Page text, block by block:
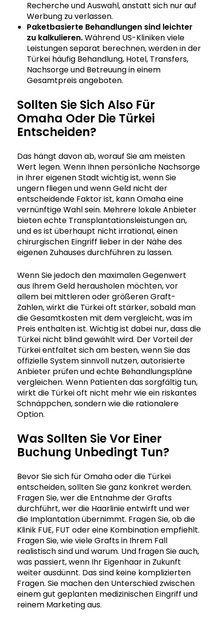
Recherche und Auswahl, anstatt sich nur auf
Werbung zu verlassen.
Paketbasierte Behandlungen sind leichter
zu kalkulieren.Während US-Kliniken viele
Leistungen separat berechnen, werden in der
Türkei häufig Behandlung, Hotel, Transfers,
Nachsorge und Betreuung in einem
Gesamtpreis angeboten.
Sollten Sie Sich Also Für
Omaha Oder Die Türkei
Entscheiden?
Das hängt davon ab, worauf Sie am meisten
Wert legen. Wenn Ihnen persönliche Nachsorge
in Ihrer eigenen Stadt wichtig ist, wenn Sie
ungern fliegen und wenn Geld nicht der
entscheidende Faktor ist, kann Omaha eine
vernünftige Wahl sein. Mehrere lokale Anbieter
bieten echte Transplantationsleistungen an,
und es ist überhaupt nicht irrational, einen
chirurgischen Eingriff lieber in der Nähe des
eigenen Zuhauses durchführen zu lassen.
Wenn Sie jedoch den maximalen Gegenwert
aus Ihrem Geld herausholen möchten, vor
allem bei mittleren oder größeren Graft-
Zahlen, wirkt die Türkei oft stärker, sobald man
die Gesamtkosten mit dem vergleicht, was im
Preis enthalten ist. Wichtig ist dabei nur, dass die
Türkei nicht blind gewählt wird. Der Vorteil der
Türkei entfaltet sich am besten, wenn Sie das
offizielle System sinnvoll nutzen, autorisierte
Anbieter prüfen und echte Behandlungspläne
vergleichen. Wenn Patienten das sorgfältig tun,
wirkt die Türkei oft nicht mehr wie ein riskantes
Schnäppchen, sondern wie die rationalere
Option.
Was Sollten Sie Vor Einer
Buchung Unbedingt Tun?
Bevor Sie sich für Omaha oder die Türkei
entscheiden, sollten Sie ganz konkret werden.
Fragen Sie, wer die Entnahme der Grafts
durchführt, wer die Haarlinie entwirft und wer
die Implantation übernimmt. Fragen Sie, ob die
Klinik FUE, FUT oder eine Kombination empfiehlt.
Fragen Sie, wie viele Grafts in Ihrem Fall
realistisch sind und warum. Und fragen Sie auch,
was passiert, wenn Ihr Eigenhaar in Zukunft
weiter ausdünnt. Das sind keine komplizierten
Fragen. Sie machen den Unterschied zwischen
einem gut geplanten medizinischen Eingriff und
reinem Marketing aus.